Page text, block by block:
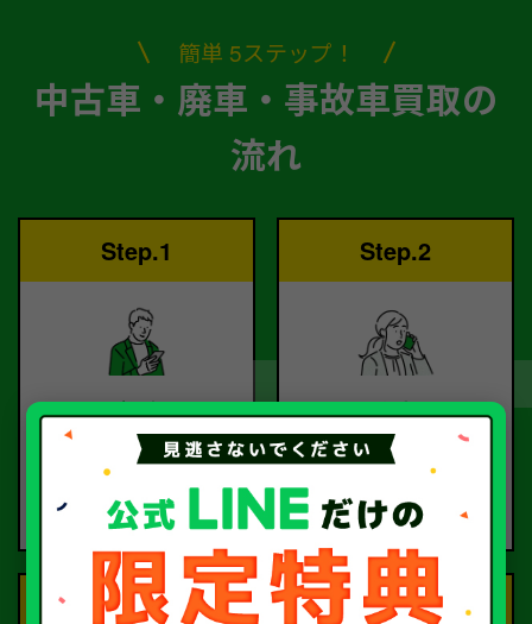
簡単 5ステップ！
中古車・廃車・事故車買取の
流れ
Step.1
ご依頼
お電話または査定フォー
ご依頼ください。
Step.2
査定
査定のプロが
お電話で回答いたしま
す。
Step.3 Step.4